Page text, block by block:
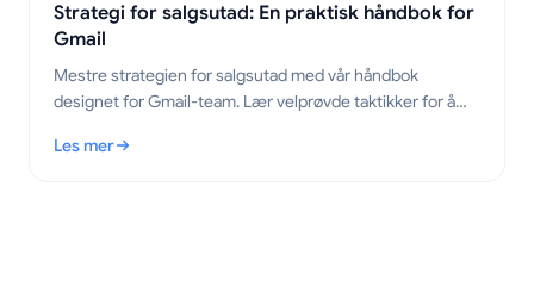
Strategi for salgsutad: En praktisk håndbok for
Gmail
Mestre strategien for salgsutad med vår håndbok
designet for Gmail-team. Lær velprøvde taktikker for å
Les mer
: Strategi for salgsutad: En praktisk håndbok for Gmail